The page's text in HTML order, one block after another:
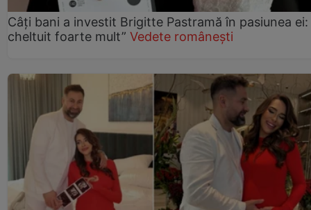
Câți bani a investit Brigitte Pastramă în pasiunea ei:
cheltuit foarte mult” Vedete românești